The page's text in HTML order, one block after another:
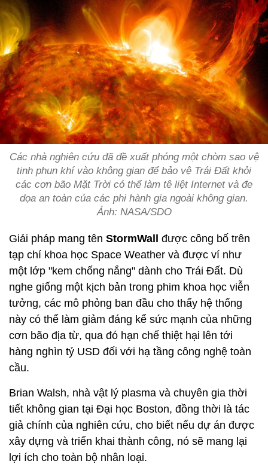
Các nhà nghiên cứu đã đề xuất phóng một chòm sao vệ
tinh phun khí vào không gian để bảo vệ Trái Đất khỏi
các cơn bão Mặt Trời có thể làm tê liệt Internet và đe
dọa an toàn của các phi hành gia ngoài không gian.
Ảnh: NASA/SDO
Giải pháp mang tên StormWall được công bố trên
tạp chí khoa học Space Weather và được ví như
một lớp "kem chống nắng" dành cho Trái Đất. Dù
nghe giống một kịch bản trong phim khoa học viễn
tưởng, các mô phỏng ban đầu cho thấy hệ thống
này có thể làm giảm đáng kể sức mạnh của những
cơn bão địa từ, qua đó hạn chế thiệt hại lên tới
hàng nghìn tỷ USD đối với hạ tầng công nghệ toàn
cầu.
Brian Walsh, nhà vật lý plasma và chuyên gia thời
tiết không gian tại Đại học Boston, đồng thời là tác
giả chính của nghiên cứu, cho biết nếu dự án được
xây dựng và triển khai thành công, nó sẽ mang lại
lợi ích cho toàn bộ nhân loại.